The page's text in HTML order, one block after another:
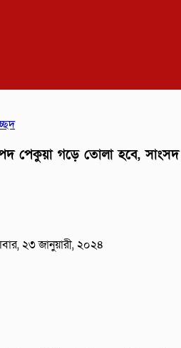
পেকুয়া গড়ে তোলা হবে, সাংসদ
২৩ জানুয়ারী, ২০২৪